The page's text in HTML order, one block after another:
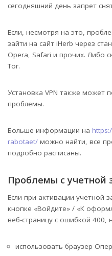
сегодняшний день запрет
Если, несмотря на это,
зайти на сайт iHerb через
Opera, Safari и прочих. Либо
Tor.
Установка VPN также может
проблемы.
Больше информации на
rabotaet/ можно найти, все
подробно расписаны.
Проблемы с учетной
Если при активации учетной
кнопке «Войдите» / «К
веб-страницу с ошибкой 400,
использовать браузер